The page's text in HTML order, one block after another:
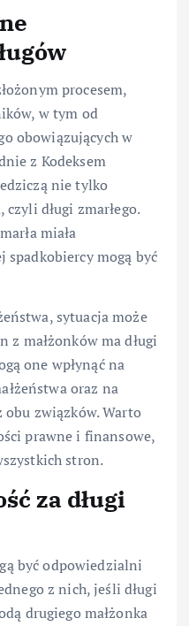
procesem,
w tym od
obowiązujących w
z Kodeksem
nie tylko
długi zmarłego.
miała
mogą być
sytuacja może
z małżonków ma długi
one wpłynąć na
oraz na
związków. Warto
prawne i finansowe,
stron.
za długi
być odpowiedzialni
z nich, jeśli długi
drugiego małżonka